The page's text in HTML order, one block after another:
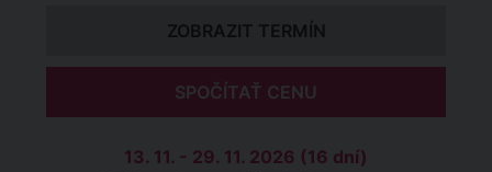
ZOBRAZIT TERMÍN
SPOČÍTAŤ CENU
13. 11. - 29. 11. 2026 (16 dní)